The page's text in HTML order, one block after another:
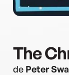
The
de Peter